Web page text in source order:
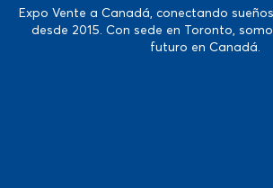
Expo Vente a Canadá, conectando
desde 2015. Con sede en Toronto,
futuro en Canadá.